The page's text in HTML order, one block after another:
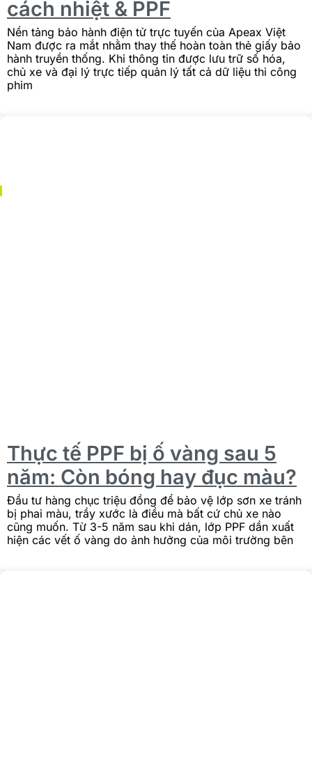
cách nhiệt & PPF
Nền tảng bảo hành điện tử trực tuyến của Apeax Việt
Nam được ra mắt nhằm thay thế hoàn toàn thẻ giấy bảo
hành truyền thống. Khi thông tin được lưu trữ số hóa,
chủ xe và đại lý trực tiếp quản lý tất cả dữ liệu thi công
phim
Thực tế PPF bị ố vàng sau 5
năm: Còn bóng hay đục màu?
Đầu tư hàng chục triệu đồng để bảo vệ lớp sơn xe tránh
bị phai màu, trầy xước là điều mà bất cứ chủ xe nào
cũng muốn. Từ 3-5 năm sau khi dán, lớp PPF dần xuất
hiện các vết ố vàng do ảnh hưởng của môi trường bên